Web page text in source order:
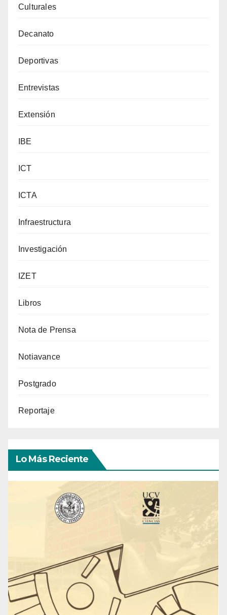
Culturales
Decanato
Deportivas
Entrevistas
Extensión
IBE
ICT
ICTA
Infraestructura
Investigación
IZET
Libros
Nota de Prensa
Notiavance
Postgrado
Reportaje
Lo Más Reciente